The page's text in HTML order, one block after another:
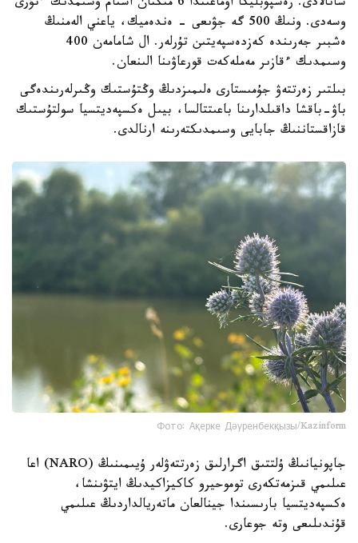
سانالادى. رەسپۋبليكا اۋماعىندا 6 مىڭنان استام وسىمدىك ءتۇرى
وسەدى. ونىڭ 500 گە جۋىعى - ەندەميك، ياعني الەمنىڭ
ەشبىر جەرىندە كەزدەسپەيتىن تۇرلەر. ال شامامەن 400
وسىمدىك ءقازىر مەملەكەت قورعاۋىنا الىنعان.
بىلتىر زەرتتەۋ جۇمىستارى ەلىمىزدىڭ وڭتۇستىك وڭىرلەرىندەگى
باۋ-باقشا داقىلدارىنا باعىتتالسا، بيىل ەكسپەديتسيا سولتۇستىك
قازاقستاننىڭ جابايى وسىمدىكتەرىنە ارنالدى.
Фото: Ақерке Дәуренбекқызы/Kazinform
جاپونيانىڭ ۇلتتىق اگرارلىق زەرتتەۋلەر ۇيىمىنىڭ (NARO) اعا
عىلىمي قىزمەتكەرى توموحيرو كاكيزاكيدىڭ ايتۋىنشا،
ەكسپەديتسيا بارىسىندا جينالعان ماتەريالداردىڭ عىلىمي
قۇندىلىعى وتە جوعارى.